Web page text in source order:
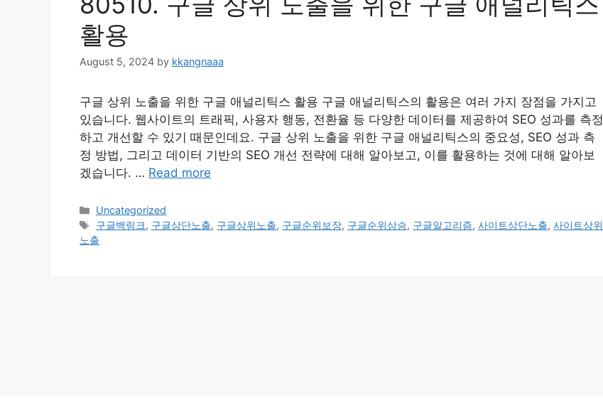
활용
August 5, 2024 by kkangnaaa
구글 상위 노출을 위한 구글 애널리틱스 활용 구글 애널리틱스의 활용은 여러 가지 장점을 가지고
있습니다. 웹사이트의 트래픽, 사용자 행동, 전환율 등 다양한 데이터를 제공하여 SEO 성과를 측정
하고 개선할 수 있기 때문인데요. 구글 상위 노출을 위한 구글 애널리틱스의 중요성, SEO 성과 측
정 방법, 그리고 데이터 기반의 SEO 개선 전략에 대해 알아보고, 이를 활용하는 것에 대해 알아보
겠습니다. … Read more
Categories
Uncategorized
Tags
구글백링크, 구글상단노출, 구글상위노출, 구글순위보장, 구글순위상승, 구글알고리즘,사이트상단노출,사이트상위
노출